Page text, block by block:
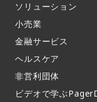
資格取得を開始
格すると認定バ
ty
ソリューション
小売業
金融サービス
ヘルスケア
非営利団体
ビデオで学ぶ